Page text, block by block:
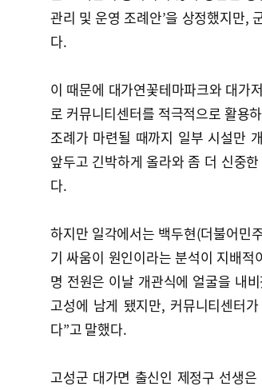
관리 및 운영 조례안’을 상정했지만,
다.
이 때문에 대가연꽃테마파크와 대가
로 커뮤니티센터를 적극적으로 활용
조례가 마련될 때까지 일부 시설만
앞두고 긴박하게 올라와 좀 더 신중
다.
하지만 일각에서는 백두현(더불어민
기 싸움이 원인이라는 분석이 지배
명 전원은 이날 개관식에 얼굴을 내
고성에 남게 됐지만, 커뮤니티센터
다”고 말했다.
고성군 대가면 출신인 제정구 선생